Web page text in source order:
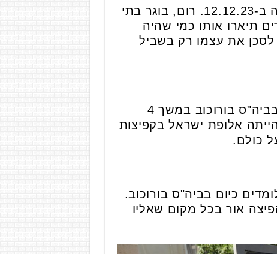
שירת כלוחם ביחידה הטקטית לחילוץ מיוחד 669, ונפל בקרב בצפון רצועת עזה ב-12.12.23. רום, בוגר בתי
תיארו אותו כמי שהיה
לסכן את עצמו רק בשביל
נרצחה לאחר שניסתה להימלט מהמסיבה ברעים ב-7.10.23. בילדותה למדה בביה"ס בורוכוב במשך 4
אלופת ישראל בקפיצות
כולם.
לומדים כיום בביה"ס בורוכוב.
שהפיצה אור בכל מקום שאליו